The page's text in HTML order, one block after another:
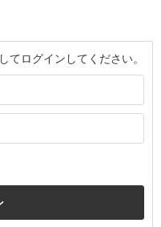
てログインしてください。